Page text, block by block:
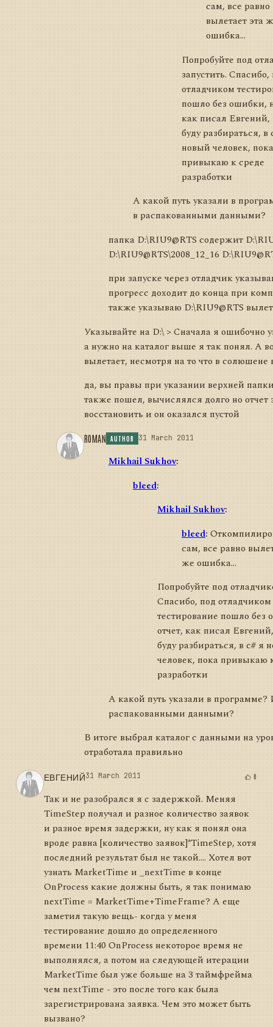
сам, все равно
вылетает эта
ошибка...
Попробуйте под
запустить. Спасибо,
отладчиком
пошло без ошибки,
как писал Евгений,
буду разбираться, в
новый человек, пока
привыкаю к среде
разработки
А какой путь указали в
в распакованными данными?
папка D:\RIU9@RTS содержит
D:\RIU9@RTS\2008_12_16
при запуске через отладчик
прогресс доходит до конца при
также указываю D:\RIU9@RTS
Указывайте на D:\ > Сначала я ошибочно
а нужно на каталог выше я так понял. А
вылетает, несмотря на то что в солюшене
да, вы правы при указании верхней
также пошел, вычислялся долго но
восстановить и он оказался пустой
ROMAN AUTHOR 31 March 2011
Mikhail Sukhov:
bleed:
Mikhail Sukhov:
bleed:
сам, все равно
же ошибка...
Попробуйте под
Спасибо, под отладчиком
тестирование пошло без
отчет, как писал
буду разбираться, в c# я
человек, пока привыкаю
разработки
А какой путь указали в программе?
распакованными данными?
В итоге выбрал каталог с данными на
отработала правильно
ЕВГЕНИЙ31 March 2011 0
Так и не разобрался я с задержкой. Меняя
TimeStep получал и разное количество заявок
и разное время задержки, ну как я понял она
вроде равна [количество заявок]*TimeStep, хотя
последний результат был не такой.... Хотел вот
узнать MarketTime и _nextTime в конце
OnProcess какие должны быть, я так понимаю
nextTime = MarketTime+TimeFrame? А еще
заметил такую вещь- когда у меня
тестирование дошло до определенного
времени 11:40 OnProcess некоторое время не
выполнялся, а потом на следующей итерации
MarketTime был уже больше на 3 таймфрейма
чем nextTime - это после того как была
зарегистрирована заявка. Чем это может быть
вызвано?